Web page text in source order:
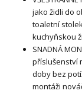
jako židli do
toaletní
kuchyňskou
SNADNÁ
příslušenství
doby bez
montáži